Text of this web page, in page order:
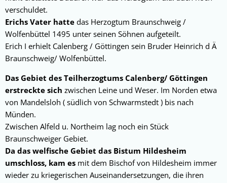
verschuldet.
Erichs Vater hatte das Herzogtum Braunschweig /
Wolfenbüttel 1495 unter seinen Söhnen aufgeteilt.
Erich I erhielt Calenberg / Göttingen sein Bruder Heinrich d Ä
Braunschweig/ Wolfenbüttel.
Das Gebiet des Teilherzogtums Calenberg/ Göttingen
erstreckte sich zwischen Leine und Weser. Im Norden etwa
von Mandelsloh ( südlich von Schwarmstedt ) bis nach
Münden.
Zwischen Alfeld u. Northeim lag noch ein Stück
Braunschweiger Gebiet.
Da das welfische Gebiet das Bistum Hildesheim
umschloss, kam es mit dem Bischof von Hildesheim immer
wieder zu kriegerischen Auseinandersetzungen, die ihren